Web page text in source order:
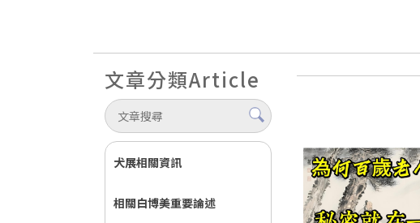
文章分類Article
犬展相關資訊
相關白博美重要論述